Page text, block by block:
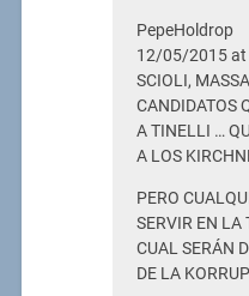
PepeHoldrop
12/05/2015 at
SCIOLI,
CANDIDATOS
A TINELLI …
A LOS
PERO
SERVIR EN LA
CUAL SERÁN
DE LA